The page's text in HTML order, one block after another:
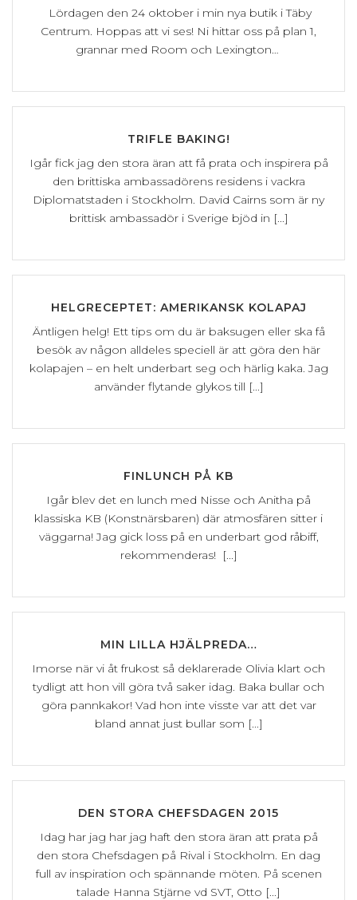
Lördagen den 24 oktober i min nya butik i Täby
Centrum. Hoppas att vi ses! Ni hittar oss på plan 1,
grannar med Room och Lexington…
TRIFLE BAKING!
Igår fick jag den stora äran att få prata och inspirera på
den brittiska ambassadörens residens i vackra
Diplomatstaden i Stockholm. David Cairns som är ny
brittisk ambassadör i Sverige bjöd in [...]
HELGRECEPTET: AMERIKANSK KOLAPAJ
Äntligen helg! Ett tips om du är baksugen eller ska få
besök av någon alldeles speciell är att göra den här
kolapajen – en helt underbart seg och härlig kaka. Jag
använder flytande glykos till [...]
FINLUNCH PÅ KB
Igår blev det en lunch med Nisse och Anitha på
klassiska KB (Konstnärsbaren) där atmosfären sitter i
väggarna! Jag gick loss på en underbart god råbiff,
rekommenderas! [...]
MIN LILLA HJÄLPREDA…
Imorse när vi åt frukost så deklarerade Olivia klart och
tydligt att hon vill göra två saker idag. Baka bullar och
göra pannkakor! Vad hon inte visste var att det var
bland annat just bullar som [...]
DEN STORA CHEFSDAGEN 2015
Idag har jag har jag haft den stora äran att prata på
den stora Chefsdagen på Rival i Stockholm. En dag
full av inspiration och spännande möten. På scenen
talade Hanna Stjärne vd SVT, Otto [...]